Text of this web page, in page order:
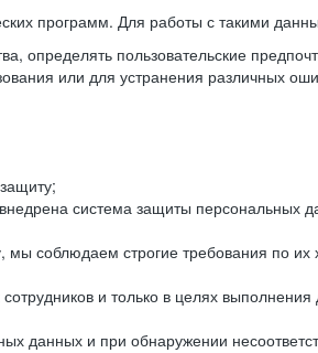
программ. Для работы с такими
пользовательские
или для устранения различных
система защиты персональных
соблюдаем строгие требования по
и только в целях
данных и при обнаружении